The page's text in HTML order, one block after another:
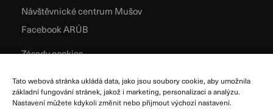
Tato webová stránka ukládá data, jako jsou soubory cookie, aby umožnila
základní fungování stránek, jakož i marketing, personalizaci a analýzu.
Nastavení můžete kdykoli změnit nebo přijmout výchozí nastavení.
Návštěvnické centrum Mušov
Facebook ARÚB
Zásady cookies
Všeobecné obchodní podmínky